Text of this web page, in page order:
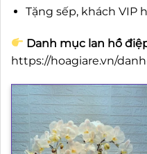
Tặng sếp, khách VIP
Danh mục lan hồ
https://hoagiare.vn/